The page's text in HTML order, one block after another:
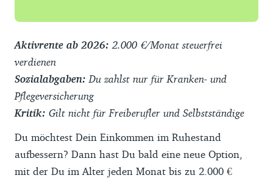
Aktivrente ab 2026: 2.000 €/Monat steuerfrei
verdienen
Sozialabgaben: Du zahlst nur für Kranken- und
Pflegeversicherung
Kritik: Gilt nicht für Freiberufler und Selbstständige
Du möchtest Dein Einkommen im Ruhestand
aufbessern? Dann hast Du bald eine neue Option,
mit der Du im Alter jeden Monat bis zu 2.000 €